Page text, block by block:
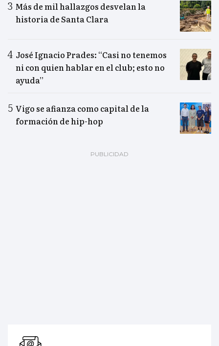
Más de mil hallazgos desvelan la
historia de Santa Clara
José Ignacio Prades: “Casi no tenemos
ni con quien hablar en el club; esto no
ayuda”
Vigo se afianza como capital de la
formación de hip-hop